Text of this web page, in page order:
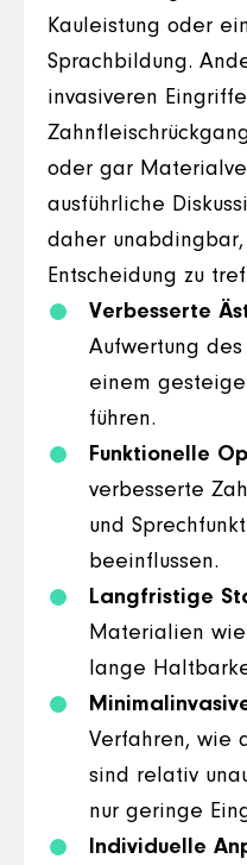
Kauleistung oder
Sprachbildung.
invasiveren
oder gar
ausführliche
daher
Entscheidung zu
Verbesserte
Aufwertung
einem
führen.
Funktionelle
verbesserte
und
beeinflussen.
Langfristige
Materialien
lange
Verfahren, wie
sind relativ
nur geringe
Individuelle